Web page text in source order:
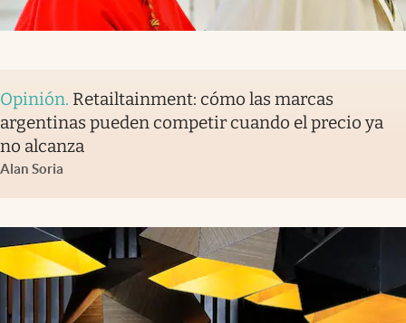
Opinión. Retailtainment: cómo las marcas
argentinas pueden competir cuando el precio ya
no alcanza
Alan Soria